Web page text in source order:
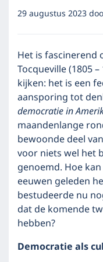
29 augustus 2023
Het is fascinerend
Tocqueville (1805
kijken: het is een
aansporing tot
democratie in
maandenlange
bewoonde deel
voor niets wel het
genoemd. Hoe
eeuwen geleden
bestudeerde nu
dat de komende
hebben?
Democratie als